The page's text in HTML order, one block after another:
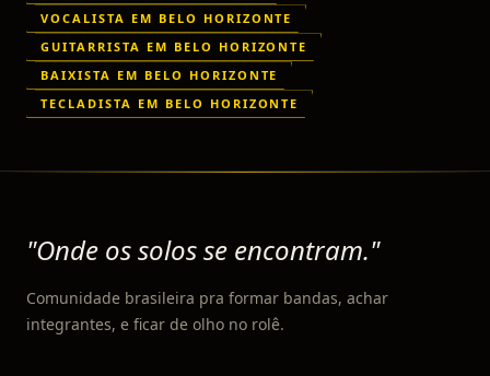
VOCALISTA EM BELO HORIZONTE
GUITARRISTA EM BELO HORIZONTE
BAIXISTA EM BELO HORIZONTE
TECLADISTA EM BELO HORIZONTE
"Onde os solos se encontram."
Comunidade brasileira pra formar bandas, achar
integrantes, e ficar de olho no rolê.